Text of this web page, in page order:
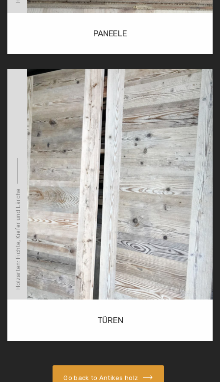
PANEELE
Holzarten: Fichte, Kiefer und Lärche
TÜREN
Go back to Antikes holz